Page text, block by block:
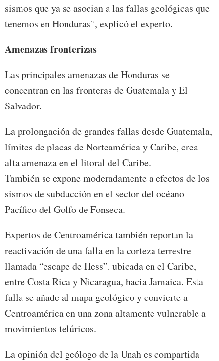
sismos que ya se asocian a las fallas geológicas que
tenemos en Honduras”, explicó el experto.
Amenazas fronterizas
Las principales amenazas de Honduras se
concentran en las fronteras de Guatemala y El
Salvador.
La prolongación de grandes fallas desde Guatemala,
límites de placas de Norteamérica y Caribe, crea
alta amenaza en el litoral del Caribe.
También se expone moderadamente a efectos de los
sismos de subducción en el sector del océano
Pacífico del Golfo de Fonseca.
Expertos de Centroamérica también reportan la
reactivación de una falla en la corteza terrestre
llamada “escape de Hess”, ubicada en el Caribe,
entre Costa Rica y Nicaragua, hacia Jamaica. Esta
falla se añade al mapa geológico y convierte a
Centroamérica en una zona altamente vulnerable a
movimientos telúricos.
La opinión del geólogo de la Unah es compartida